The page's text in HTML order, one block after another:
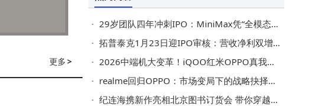
整信息。定期
更多>
29岁团队四年冲刺IPO：MiniMax凭“全模态”技术闯入全球AI赛道
拓普泰克1月23日迎IPO审核：营收净利双增，前五大客户贡献近七成收入
2026中端机大变革！iQOO红米OPPO真我双尺寸新机，谁能称王？
realme回归OPPO：市场变局下的战略抉择与全球化新征程
纪连海携新作亮相北京图书订货会 带你穿越千年品宋韵烟火